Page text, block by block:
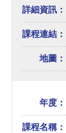
詳細資訊：
課程連結：
地圖：
年度：
課程名稱：